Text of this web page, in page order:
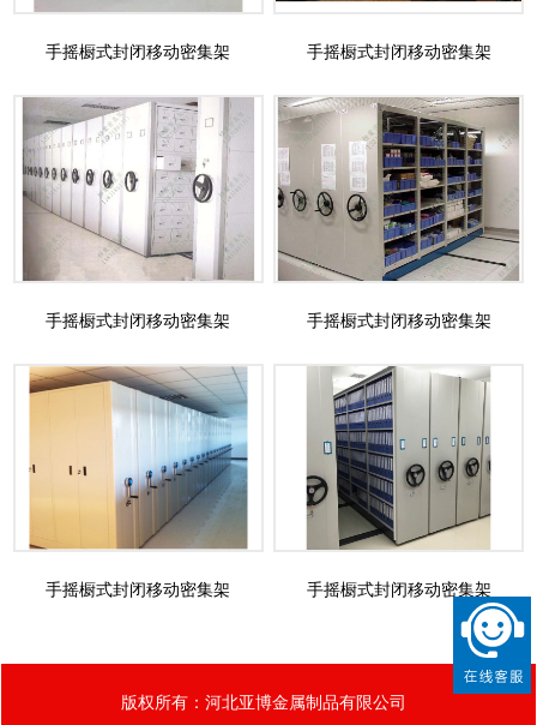
手摇橱式封闭移动密集架 手摇橱式封闭移动密集架
手摇橱式封闭移动密集架 手摇橱式封闭移动密集架
手摇橱式封闭移动密集架 手摇橱式封闭移动密集架
版权所有：河北亚博金属制品有限公司